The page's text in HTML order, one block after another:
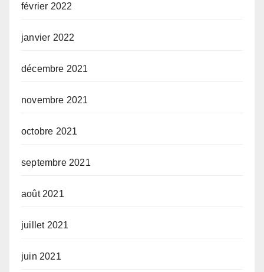
février 2022
janvier 2022
décembre 2021
novembre 2021
octobre 2021
septembre 2021
août 2021
juillet 2021
juin 2021